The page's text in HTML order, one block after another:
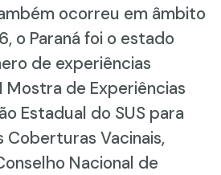
ocorreu em âmbito
o Paraná foi o estado
de experiências
Mostra de Experiências
Estadual do SUS para
Coberturas Vacinais,
Nacional de